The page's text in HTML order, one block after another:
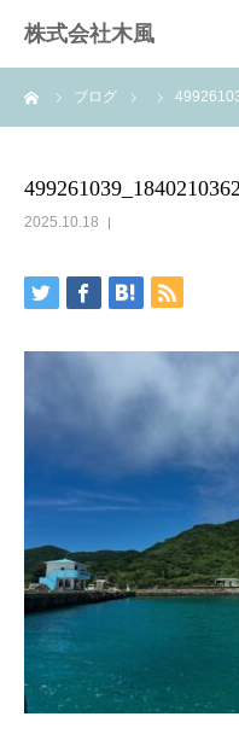
株式会社木風
ブログ
2025.10.18
業務案内
お問い合せ